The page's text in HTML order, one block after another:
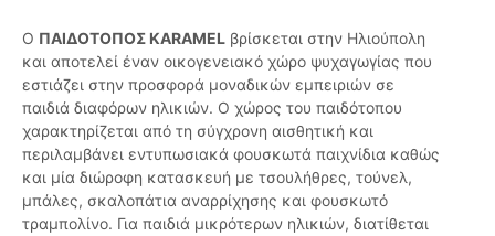
Ο ΠΑΙΔΟΤΟΠΟΣ KARAMEL βρίσκεται στην Ηλιούπολη
και αποτελεί έναν οικογενειακό χώρο ψυχαγωγίας που
εστιάζει στην προσφορά μοναδικών εμπειριών σε
παιδιά διαφόρων ηλικιών. Ο χώρος του παιδότοπου
χαρακτηρίζεται από τη σύγχρονη αισθητική και
περιλαμβάνει εντυπωσιακά φουσκωτά παιχνίδια καθώς
και μία διώροφη κατασκευή με τσουλήθρες, τούνελ,
μπάλες, σκαλοπάτια αναρρίχησης και φουσκωτό
τραμπολίνο. Για παιδιά μικρότερων ηλικιών, διατίθεται